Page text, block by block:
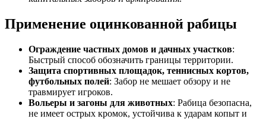
Применение оцинкованной рабицы
Ограждение частных домов и дачных участков:
Быстрый способ обозначить границы территории.
Защита спортивных площадок, теннисных кортов,
футбольных полей: Забор не мешает обзору и не
травмирует игроков.
Вольеры и загоны для животных: Рабица безопасна,
не имеет острых кромок, устойчива к ударам копыт и